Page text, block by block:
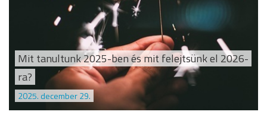
Mit tanultunk 2025-ben és mit felejtsünk el 2026-
ra?
2025. december 29.